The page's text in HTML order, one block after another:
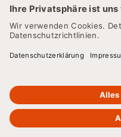
© 2026 Cookie-Einstellungen
Barrierefreiheitserklärung
Lieferkette & Sorgfaltspflichten